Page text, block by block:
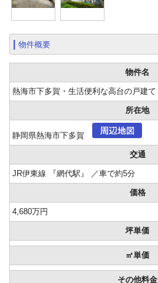
物件概要
物件名
熱海市下多賀・生活便利な高台の戸建て
所在地
静岡県熱海市下多賀
交通
JR伊東線 『網代駅』 ／車で約5分
価格
4,680万円
坪単価
㎡単価
その他料金